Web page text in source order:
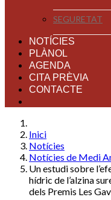
SEGURETAT
NOTÍCIES
PLÀNOL
AGENDA
CITA PRÈVIA
CONTACTE
Inici
Notícies
Notícies de Medi
Un estudi sobre
hídric de l’alzina
dels Premis Les